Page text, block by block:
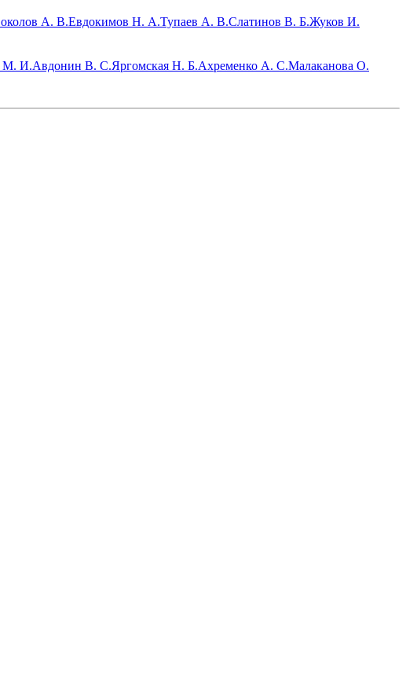
А. В.Евдокимов Н. А.Тупаев А. В.Слатинов В. Б.Жуков И.
М. И.Авдонин В. С.Яргомская Н. Б.Ахременко А. С.Малаканова О.